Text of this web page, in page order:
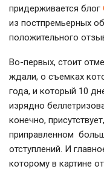
придерживается блог
из постпремьерных
положительного
Во-первых, стоит
ждали, о съемках
года, и который 10
изрядно
конечно,
приправленном
отступлений. И
которому в картине